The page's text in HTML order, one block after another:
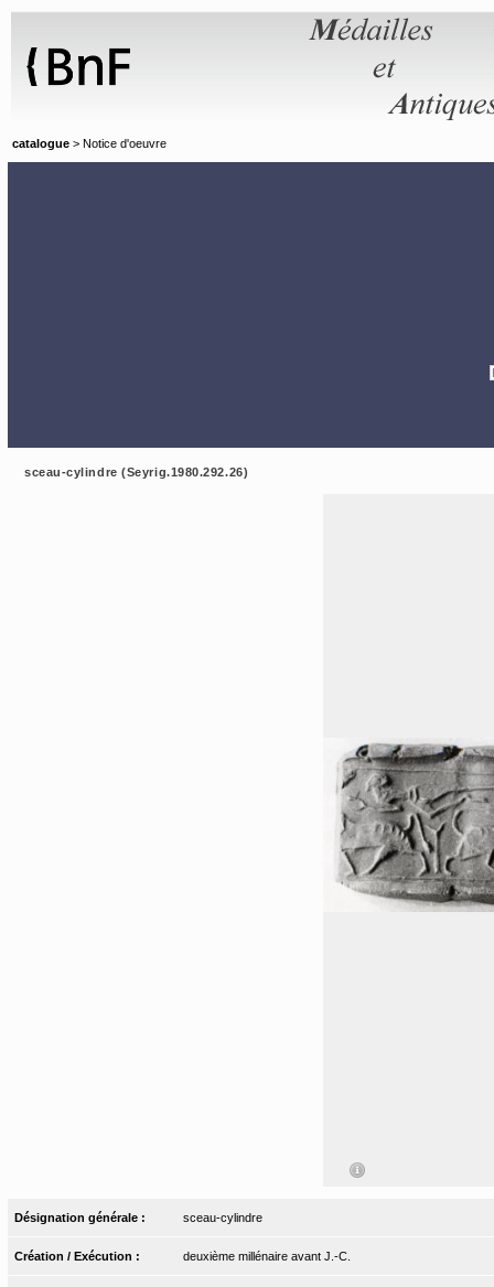
catalogue > Notice d'oeuvre
sceau-cylindre (Seyrig.1980.292.26)
Désignation générale : sceau-cylindre
Création / Exécution : deuxième millénaire avant J.-C.